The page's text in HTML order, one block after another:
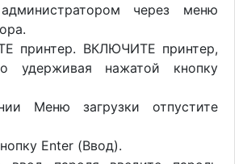
через меню
принтер. ВКЛЮЧИТЕ принтер,
удерживая нажатой кнопку
Меню загрузки отпустите
Enter (Ввод).